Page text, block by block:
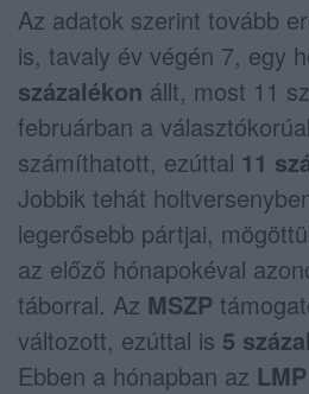
Az adatok szerint tovább
is, tavaly év végén 7, egy
százalékon állt, most 11
februárban a
számíthatott, ezúttal 11
Jobbik tehát
legerősebb pártjai,
az előző hónapokéval
táborral. Az MSZP
változott, ezúttal is 5
Ebben a hónapban az